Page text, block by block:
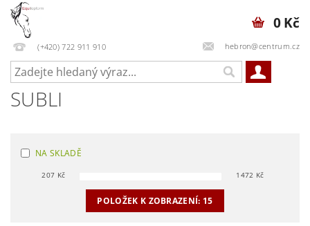
(+420) 722 911 910 hebron@centrum.cz
0 Kč
SUBLI
NA SKLADĚ
207 Kč 1472 Kč
POLOŽEK K ZOBRAZENÍ: 15